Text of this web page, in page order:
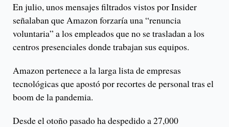
En julio, unos mensajes filtrados vistos por Insider
señalaban que Amazon forzaría una “renuncia
voluntaria” a los empleados que no se trasladan a los
centros presenciales donde trabajan sus equipos.
Amazon pertenece a la larga lista de empresas
tecnológicas que apostó por recortes de personal tras el
boom de la pandemia.
Desde el otoño pasado ha despedido a 27,000